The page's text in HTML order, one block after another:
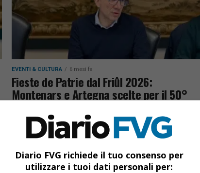
EVENTI & CULTURA 6 mesi fa
Fieste de Patrie dal Friûl 2026:
Montenars e Artegna scelte per il 50°
Fieste de Patrie dal Friûl 2026 a Montenars e
Artegna: stanziati 75mila euro per eventi
storiche
Diario FVG richiede il tuo consenso per
utilizzare i tuoi dati personali per: